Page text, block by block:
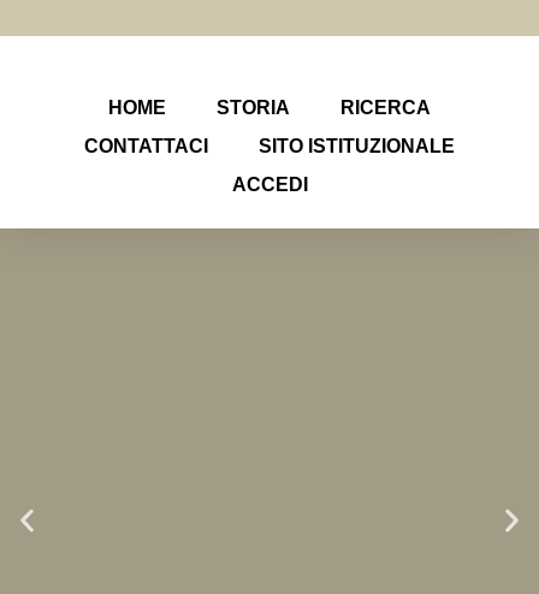
HOME STORIA
RICERCA
CONTATTACI
SITO ISTITUZIONALE
ACCEDI